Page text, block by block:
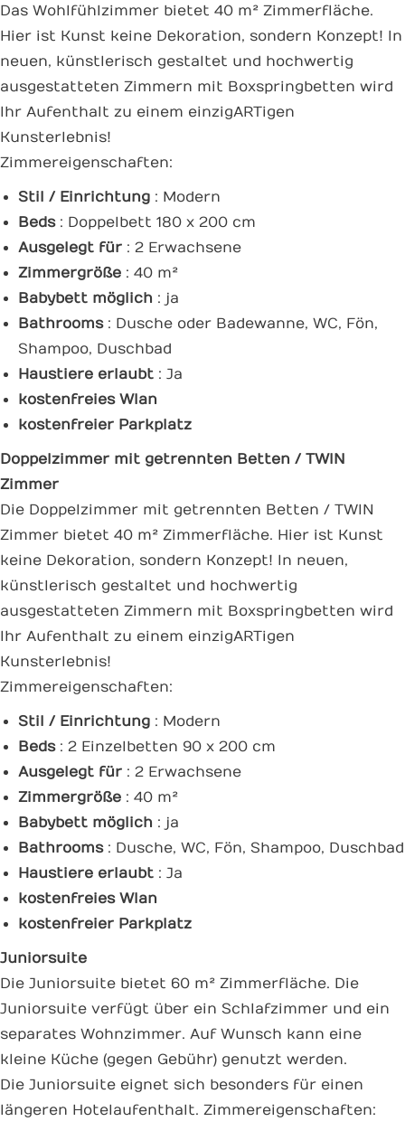
Das Wohlfühlzimmer bietet 40 m² Zimmerfläche.
Hier ist Kunst keine Dekoration, sondern Konzept! In
neuen, künstlerisch gestaltet und hochwertig
ausgestatteten Zimmern mit Boxspringbetten wird
Ihr Aufenthalt zu einem einzigARTigen
Kunsterlebnis!
Zimmereigenschaften:
Stil / Einrichtung : Modern
Beds: Doppelbett 180 x 200 cm
Ausgelegt für : 2 Erwachsene
Zimmergröße : 40 m²
Babybett möglich : ja
Bathrooms: Dusche oder Badewanne, WC, Fön,
Shampoo, Duschbad
Haustiere erlaubt : Ja
kostenfreies Wlan
kostenfreier Parkplatz
Doppelzimmer mit getrennten Betten / TWIN
Zimmer
Die Doppelzimmer mit getrennten Betten / TWIN
Zimmer bietet 40 m² Zimmerfläche. Hier ist Kunst
keine Dekoration, sondern Konzept! In neuen,
künstlerisch gestaltet und hochwertig
ausgestatteten Zimmern mit Boxspringbetten wird
Ihr Aufenthalt zu einem einzigARTigen
Kunsterlebnis!
Zimmereigenschaften:
Stil / Einrichtung : Modern
Beds: 2 Einzelbetten 90 x 200 cm
Ausgelegt für : 2 Erwachsene
Zimmergröße : 40 m²
Babybett möglich : ja
Bathrooms: Dusche, WC, Fön, Shampoo, Duschbad
Haustiere erlaubt : Ja
kostenfreies Wlan
kostenfreier Parkplatz
Juniorsuite
Die Juniorsuite bietet 60 m² Zimmerfläche. Die
Juniorsuite verfügt über ein Schlafzimmer und ein
separates Wohnzimmer. Auf Wunsch kann eine
kleine Küche (gegen Gebühr) genutzt werden.
Die Juniorsuite eignet sich besonders für einen
längeren Hotelaufenthalt. Zimmereigenschaften: